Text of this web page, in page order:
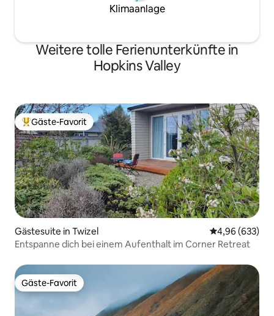
Klimaanlage
Weitere tolle Ferienunterkünfte in
Hopkins Valley
Beliebter Gäste-Favorit.
Gäste-Favorit
Gästesuite in Twizel
4,96 (633)
Entspanne dich bei einem Aufenthalt im Corner Retreat
Gäste-Favorit
Gäste-Favorit